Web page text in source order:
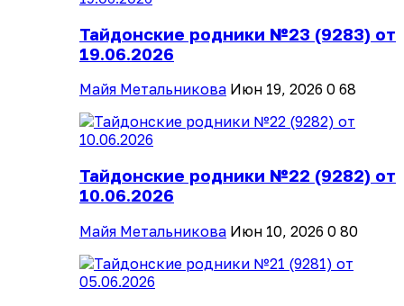
Тайдонские родники №23 (9283) от
19.06.2026
Майя Метальникова Июн 19, 2026 0 68
Тайдонские родники №22 (9282) от
10.06.2026
Майя Метальникова Июн 10, 2026 0 80